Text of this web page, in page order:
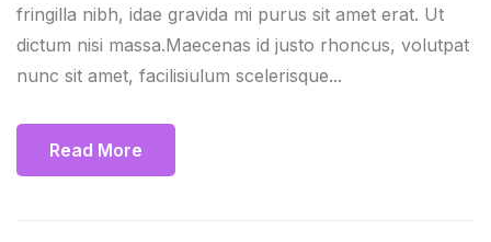
fringilla nibh, idae gravida mi purus sit amet erat. Ut
dictum nisi massa.Maecenas id justo rhoncus, volutpat
nunc sit amet, facilisiulum scelerisque...
Read More